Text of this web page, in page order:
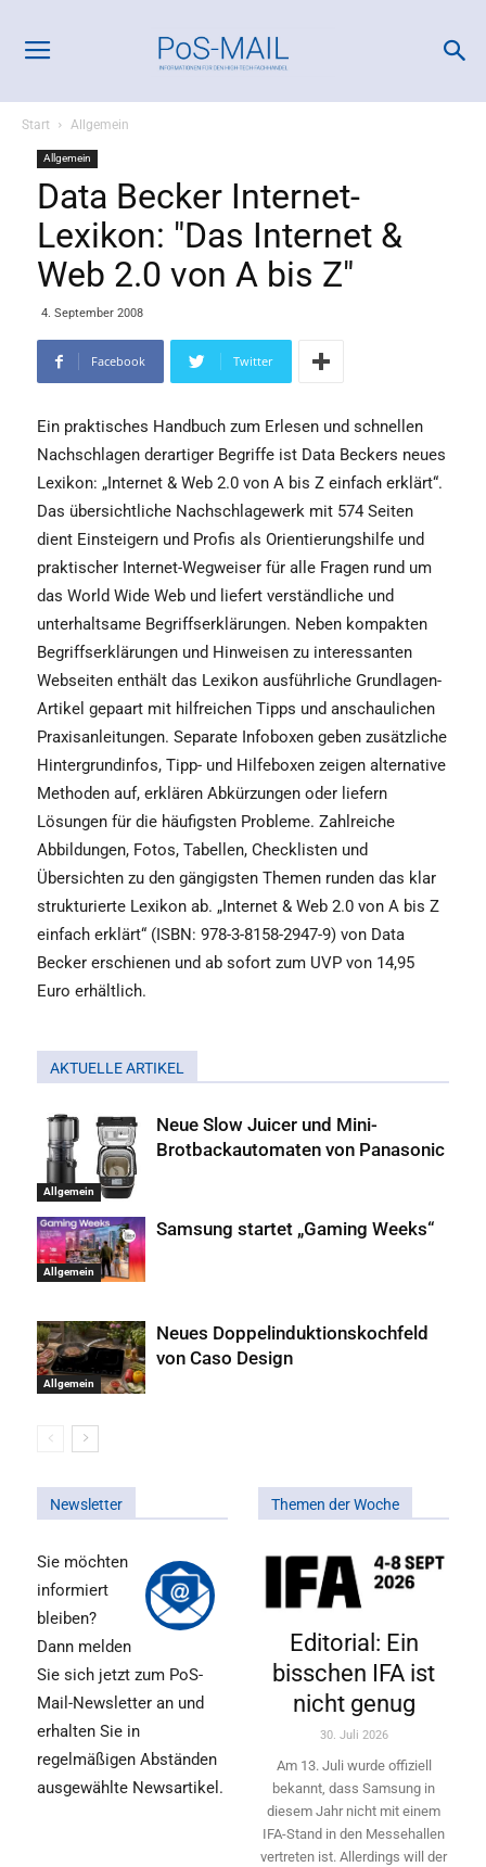
Start Allgemein
Allgemein
Data Becker Internet-
Lexikon: "Das Internet &
Web 2.0 von A bis Z"
4. September 2008
Facebook Twitter
Ein praktisches Handbuch zum Erlesen und schnellen
Nachschlagen derartiger Begriffe ist Data Beckers neues
Lexikon: „Internet & Web 2.0 von A bis Z einfach erklärt“.
Das übersichtliche Nachschlagewerk mit 574 Seiten
dient Einsteigern und Profis als Orientierungshilfe und
praktischer Internet-Wegweiser für alle Fragen rund um
das World Wide Web und liefert verständliche und
unterhaltsame Begriffserklärungen. Neben kompakten
Begriffserklärungen und Hinweisen zu interessanten
Webseiten enthält das Lexikon ausführliche Grundlagen-
Artikel gepaart mit hilfreichen Tipps und anschaulichen
Praxisanleitungen. Separate Infoboxen geben zusätzliche
Hintergrundinfos, Tipp- und Hilfeboxen zeigen alternative
Methoden auf, erklären Abkürzungen oder liefern
Lösungen für die häufigsten Probleme. Zahlreiche
Abbildungen, Fotos, Tabellen, Checklisten und
Übersichten zu den gängigsten Themen runden das klar
strukturierte Lexikon ab. „Internet & Web 2.0 von A bis Z
einfach erklärt“ (ISBN: 978-3-8158-2947-9) von Data
Becker erschienen und ab sofort zum UVP von 14,95
Euro erhältlich.
AKTUELLE ARTIKEL
Allgemein
Neue Slow Juicer und Mini-
Brotbackautomaten von Panasonic
Allgemein
Samsung startet „Gaming Weeks“
Allgemein
Neues Doppelinduktionskochfeld
von Caso Design
Newsletter
Sie möchten
informiert
bleiben?
Dann melden
Sie sich jetzt zum PoS-
Mail-Newsletter an und
erhalten Sie in
regelmäßigen Abständen
ausgewählte Newsartikel.
Themen der Woche
Editorial: Ein
bisschen IFA ist
nicht genug
30. Juli 2026
Am 13. Juli wurde offiziell
bekannt, dass Samsung in
diesem Jahr nicht mit einem
IFA-Stand in den Messehallen
vertreten ist. Allerdings will ­der